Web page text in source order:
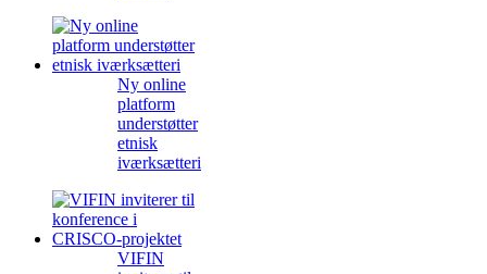
Ny online
platform
understøtter
etnisk
iværksætteri
VIFIN